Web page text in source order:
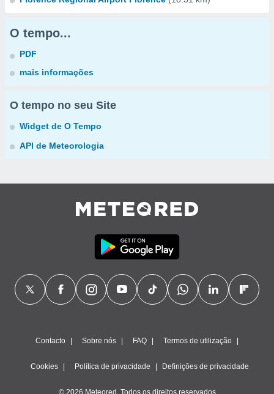
O tempo...
PDF
mais informações
O tempo no seu Site
Widget de O Tempo
API de Meteorologia
Contacto Sobre nós FAQ Termos de utilização
Cookies Política de privacidade Definições de privacidade
© 2026 Meteored. Todos os direitos reservados